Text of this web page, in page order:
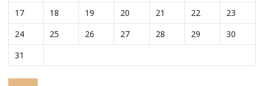
17
18 19 20 21 22
23
24
25 26 27 28 29
30
31